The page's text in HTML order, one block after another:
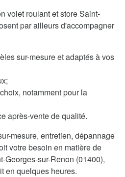
volet roulant et store Saint-
par ailleurs d'accompagner
sur-mesure et adaptés à vos
notamment pour la
après-vente de qualité.
mesure, entretien, dépannage
votre besoin en matière de
Georges-sur-Renon (01400),
en quelques heures.